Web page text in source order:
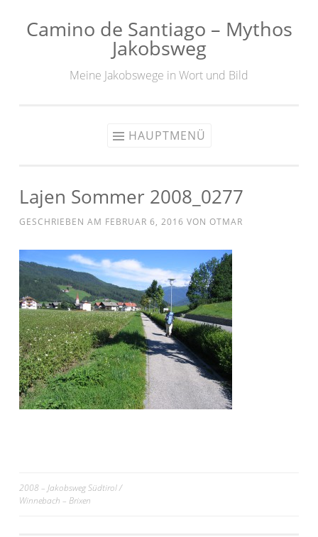
Zum
Camino de Santiago – Mythos
Jakobsweg
Meine Jakobswege in Wort und Bild
HAUPTMENÜ
Lajen Sommer 2008_0277
GESCHRIEBEN AM FEBRUAR 6, 2016 VON OTMAR
Beitrags-
2008 – Jakobsweg Südtirol /
Winnebach – Brixen